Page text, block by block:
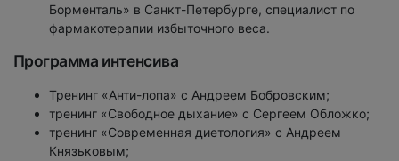
Борменталь» в Санкт-Петербурге, специалист по
фармакотерапии избыточного веса.
Программа интенсива
Тренинг «Анти-лопа» с Андреем Бобровским;
тренинг «Свободное дыхание» с Сергеем Обложко;
тренинг «Современная диетология» с Андреем
Князьковым;